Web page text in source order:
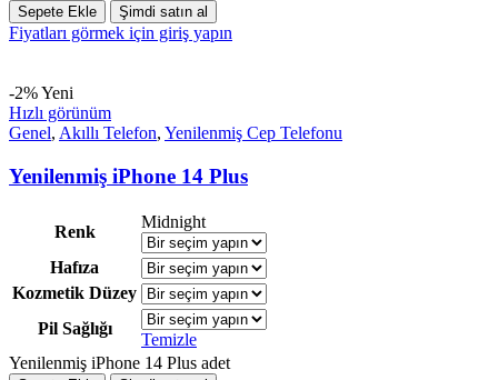
Sepete Ekle Şimdi satın al
Fiyatları görmek için giriş yapın
-2%Yeni
Hızlı görünüm
Genel, Akıllı Telefon, Yenilenmiş Cep Telefonu
Yenilenmiş iPhone 14 Plus
Renk
Midnight
Hafıza
Kozmetik Düzey
Pil Sağlığı
Temizle
Yenilenmiş iPhone 14 Plus adet